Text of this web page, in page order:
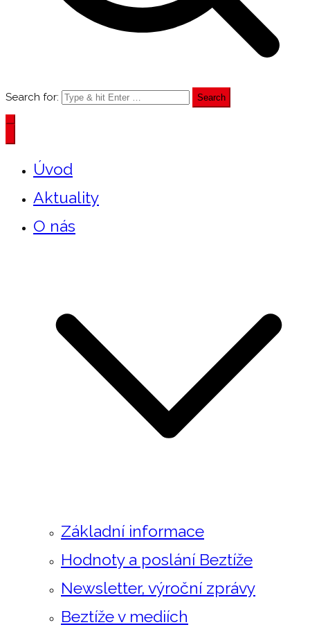
Search for:
Úvod
Aktuality
O nás
Základní informace
Hodnoty a poslání Beztíže
Newsletter, výroční zprávy
Beztíže v mediích